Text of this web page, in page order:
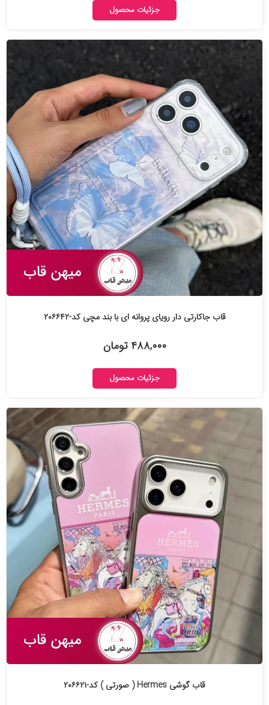
جزئیات محصول
قاب جاکارتی دار رویای پروانه ای با بند مچی کد-۲۰۶۶۴۲
۴۸۸,۰۰۰ تومان
جزئیات محصول
قاب گوشی Hermes ( صورتی ) کد-۲۰۶۶۲۱